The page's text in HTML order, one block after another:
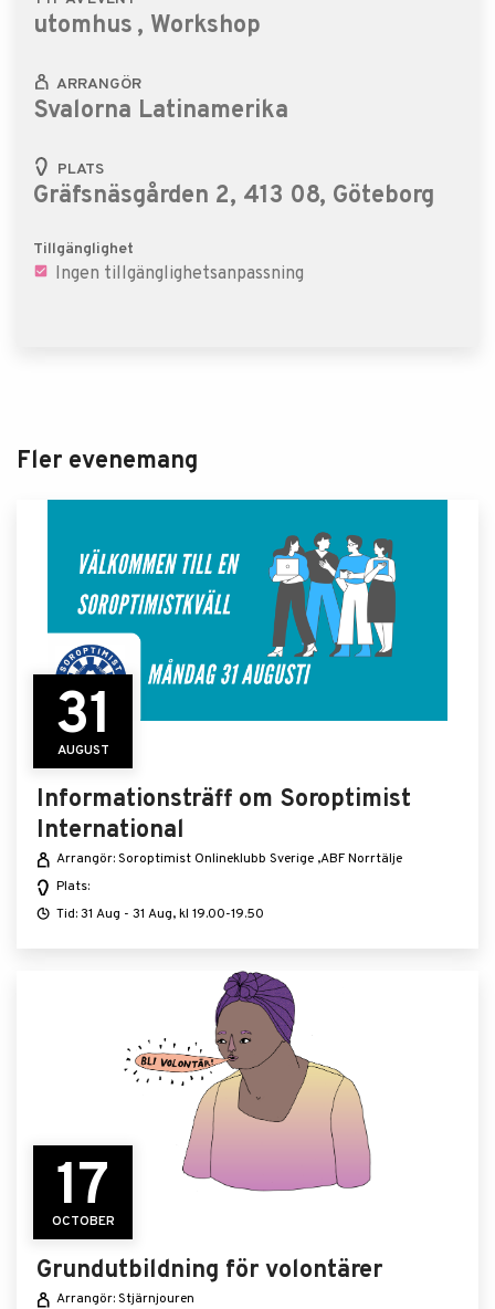
utomhus , Workshop
ARRANGÖR
Svalorna Latinamerika
PLATS
Gräfsnäsgården 2, 413 08, Göteborg
Tillgänglighet
Ingen tillgänglighetsanpassning
Fler evenemang
31
AUGUST
Informationsträff om Soroptimist
International
Arrangör: Soroptimist Onlineklubb Sverige ,ABF Norrtälje
Plats:
Tid: 31 Aug - 31 Aug, kl 19.00-19.50
17
OCTOBER
Grundutbildning för volontärer
Arrangör: Stjärnjouren